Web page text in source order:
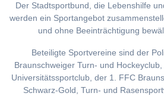
Der Stadtsportbund, die Lebenshilfe
werden ein Sportangebot
und ohne Beeinträchtigung
Beteiligte Sportvereine sind der
Braunschweiger Turn- und
Universitätssportclub, der 1. FFC
Schwarz-Gold, Turn- und